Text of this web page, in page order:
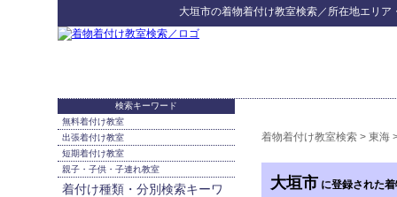
大垣市の着物着付け教室検索／所在地エリア
着物着付け教室検索 > 東海
大垣市 に登録された
検索キーワード
無料着付け教室
出張着付け教室
短期着付け教室
親子・子供・子連れ教室
着付け種類・分別検索キーワ